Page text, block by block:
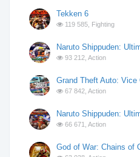
Tekken 6
119 585, Fighting
Naruto Shippuden:
93 212,Action
Grand Theft Auto: Vice
67 842,Action
Naruto Shippuden:
66 671,Action
God of War: Chains of